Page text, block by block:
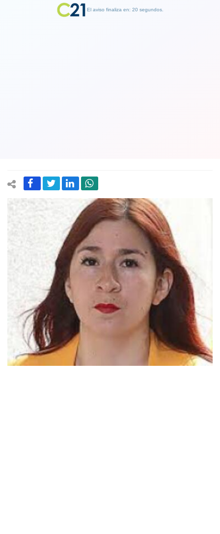
El aviso finaliza en: 19 segundos.